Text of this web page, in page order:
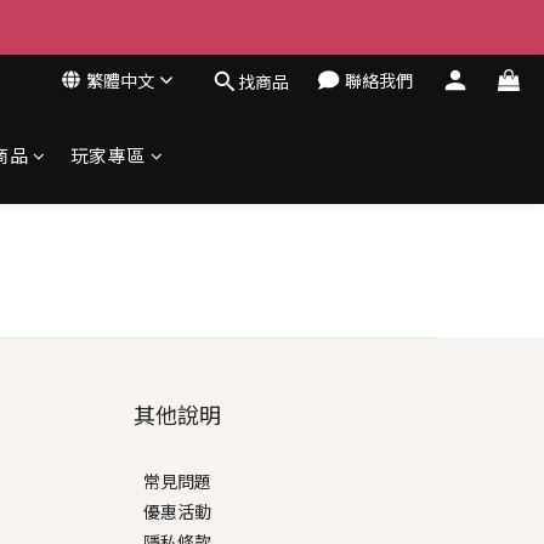
繁體中文 找商品 聯絡我們
品 玩家專區
其他說明
常見問題
優惠活動